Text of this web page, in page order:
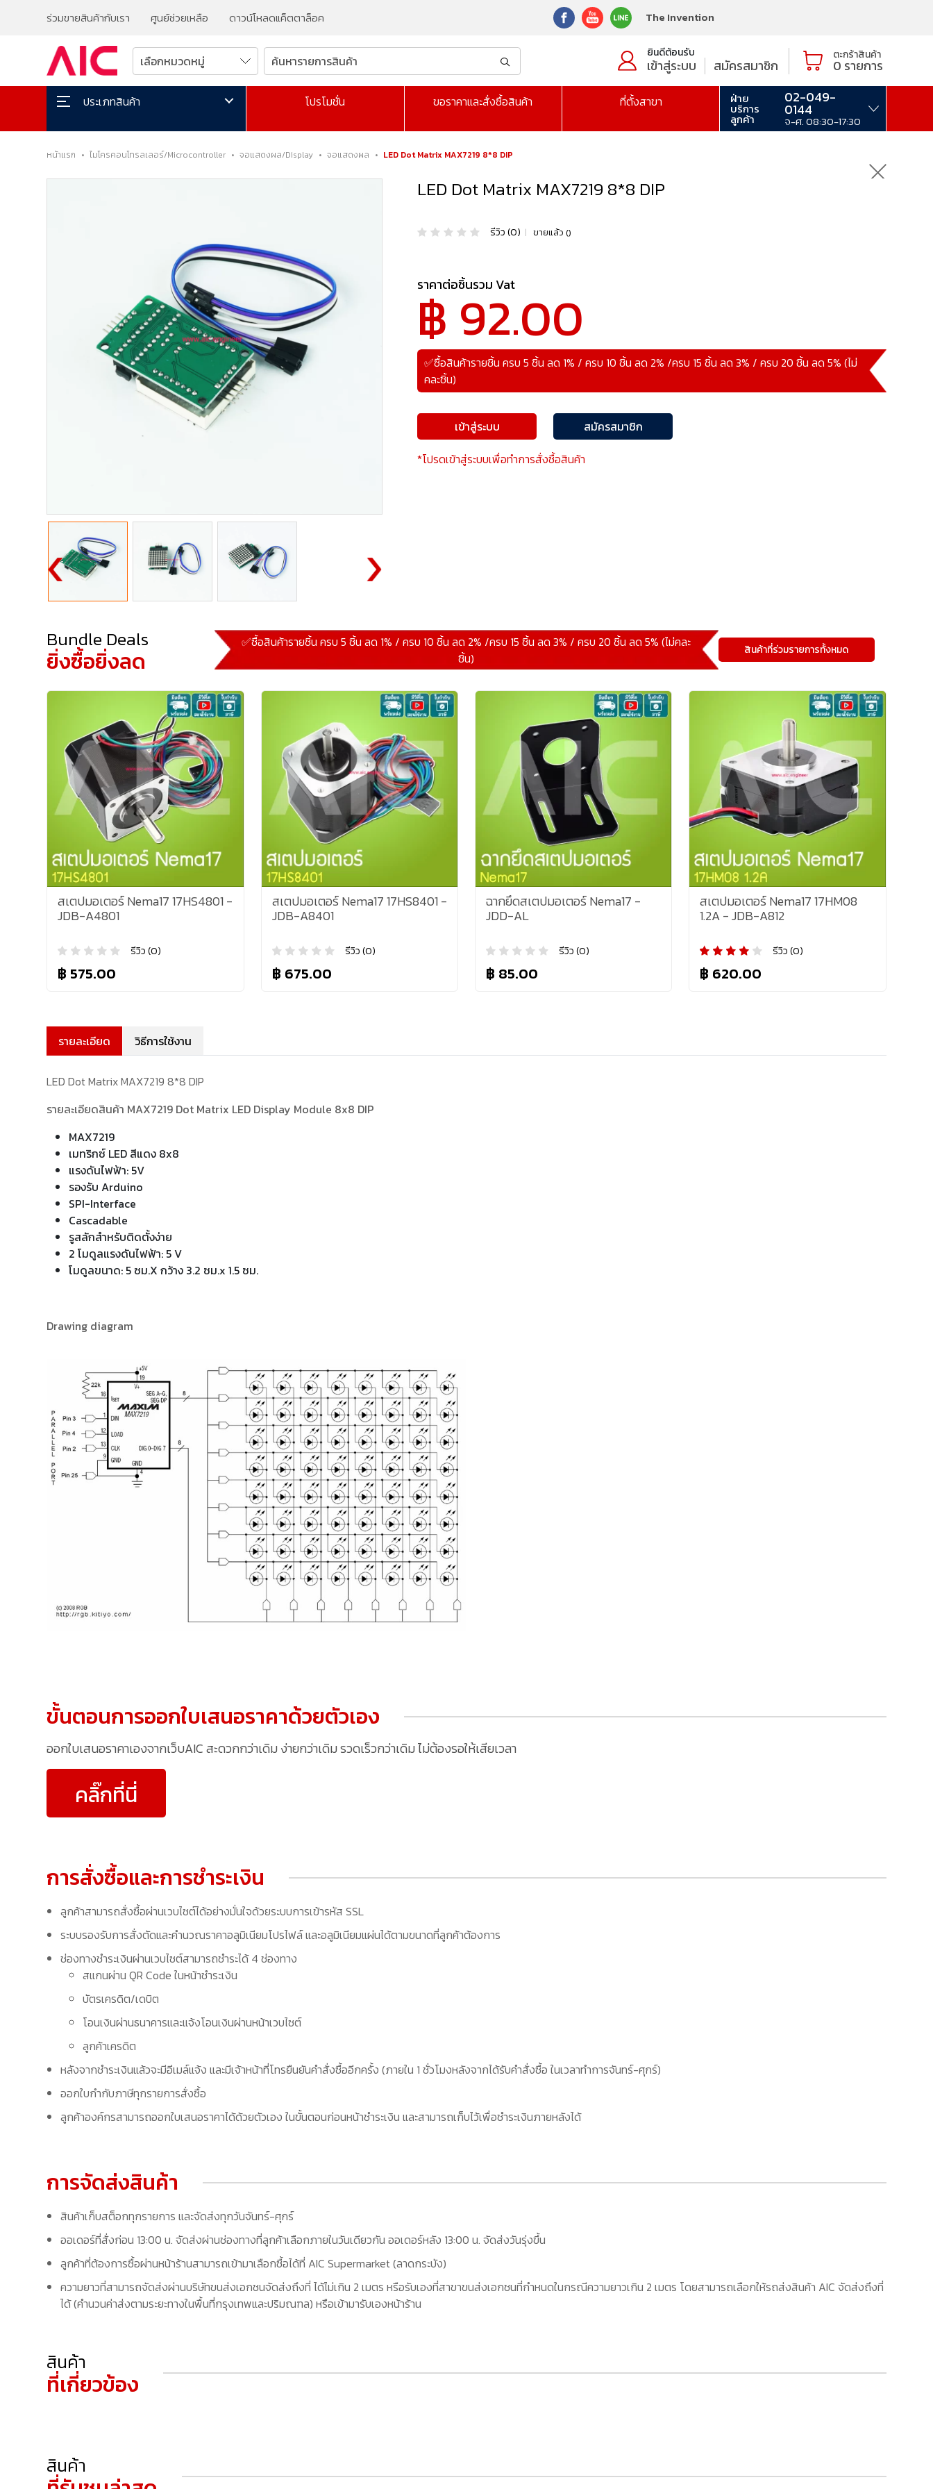
ร่วมขายสินค้ากับเรา ศูนย์ช่วยเหลือ ดาวน์โหลดแค็ตตาล็อค The Invention
ยินดีต้อนรับ
เข้าสู่ระบบ สมัครสมาชิก
ตะกร้าสินค้า
0 รายการ
ประเภทสินค้า โปรโมชั่น ขอราคาและสั่งซื้อสินค้า ที่ตั้งสาขา ฝ่าย
บริการ
ลูกค้า
02-049-
0144
จ-ศ. 08:30-17:30
หน้าแรก • ไมโครคอนโทรลเลอร์/Microcontroller • จอแสดงผล/Display • จอแสดงผล • LED Dot Matrix MAX7219 8*8 DIP
LED Dot Matrix MAX7219 8*8 DIP
รีวิว (0) | ขายแล้ว ()
ราคาต่อชิ้นรวม Vat
฿ 92.00
✅ซื้อสินค้ารายชิ้น ครบ 5 ชิ้น ลด 1% / ครบ 10 ชิ้น ลด 2% /ครบ 15 ชิ้น ลด 3% / ครบ 20 ชิ้น ลด 5% (ไม่
คละชิ้น)
เข้าสู่ระบบ
สมัครสมาชิก
*โปรดเข้าสู่ระบบเพื่อทำการสั่งซื้อสินค้า
Bundle Deals
ยิ่งซื้อยิ่งลด
✅ซื้อสินค้ารายชิ้น ครบ 5 ชิ้น ลด 1% / ครบ 10 ชิ้น ลด 2% /ครบ 15 ชิ้น ลด 3% / ครบ 20 ชิ้น ลด 5% (ไม่คละ
ชิ้น)
สินค้าที่ร่วมรายการทั้งหมด
สเตปมอเตอร์ Nema17 17HS4801 -
JDB-A4801
รีวิว (0)
฿ 575.00
สเตปมอเตอร์ Nema17 17HS8401 -
JDB-A8401
รีวิว (0)
฿ 675.00
ฉากยึดสเตปมอเตอร์ Nema17 -
JDD-AL
รีวิว (0)
฿ 85.00
สเตปมอเตอร์ Nema17 17HM08
1.2A - JDB-A812
รีวิว (0)
฿ 620.00
รายละเอียด วิธีการใช้งาน
LED Dot Matrix MAX7219 8*8 DIP
รายละเอียดสินค้า MAX7219 Dot Matrix LED Display Module 8x8 DIP
MAX7219
เมทริกซ์ LED สีแดง 8x8
แรงดันไฟฟ้า: 5V
รองรับ Arduino
SPI-Interface
Cascadable
รูสลักสำหรับติดตั้งง่าย
2 โมดูลแรงดันไฟฟ้า: 5 V
โมดูลขนาด: 5 ซม.X กว้าง 3.2 ซม.x 1.5 ซม.
Drawing diagram
ขั้นตอนการออกใบเสนอราคาด้วยตัวเอง
ออกใบเสนอราคาเองจากเว็บAIC สะดวกกว่าเดิม ง่ายกว่าเดิม รวดเร็วกว่าเดิม ไม่ต้องรอให้เสียเวลา
คลิ๊กที่นี่
การสั่งซื้อและการชำระเงิน
ลูกค้าสามารถสั่งซื้อผ่านเวบไซต์ได้อย่างมั่นใจด้วยระบบการเข้ารหัส SSL
ระบบรองรับการสั่งตัดและคำนวณราคาอลูมิเนียมโปรไฟล์ และอลูมิเนียมแผ่นได้ตามขนาดที่ลูกค้าต้องการ
ช่องทางชำระเงินผ่านเวบไซต์สามารถชำระได้ 4 ช่องทาง
สแกนผ่าน QR Code ในหน้าชำระเงิน
บัตรเครดิต/เดบิต
โอนเงินผ่านธนาคารและแจ้งโอนเงินผ่านหน้าเวบไซต์
ลูกค้าเครดิต
หลังจากชำระเงินแล้วจะมีอีเมล์แจ้ง และมีเจ้าหน้าที่โทรยืนยันคำสั่งซื้ออีกครั้ง (ภายใน 1 ชั่วโมงหลังจากได้รับคำสั่งซื้อ ในเวลาทำการจันทร์-ศุกร์)
ออกใบกำกับภาษีทุกรายการสั่งซื้อ
ลูกค้าองค์กรสามารถออกใบเสนอราคาได้ด้วยตัวเอง ในขั้นตอนก่อนหน้าชำระเงิน และสามารถเก็บไว้เพื่อชำระเงินภายหลังได้
การจัดส่งสินค้า
สินค้าเก็บสต็อกทุกรายการ และจัดส่งทุกวันจันทร์-ศุกร์
ออเดอร์ที่สั่งก่อน 13:00 น. จัดส่งผ่านช่องทางที่ลูกค้าเลือกภายในวันเดียวกัน ออเดอร์หลัง 13:00 น. จัดส่งวันรุ่งขึ้น
ลูกค้าที่ต้องการซื้อผ่านหน้าร้านสามารถเข้ามาเลือกซื้อได้ที่ AIC Supermarket (ลาดกระบัง)
ความยาวที่สามารถจัดส่งผ่านบริษัทขนส่งเอกชนจัดส่งถึงที่ ได้ไม่เกิน 2 เมตร หรือรับเองที่สาขาขนส่งเอกชนที่กำหนดในกรณีความยาวเกิน 2 เมตร โดยสามารถเลือกให้รถส่งสินค้า AIC จัดส่งถึงที่
ได้ (คำนวนค่าส่งตามระยะทางในพื้นที่กรุงเทพและปริมณฑล) หรือเข้ามารับเองหน้าร้าน
สินค้า
ที่เกี่ยวข้อง
สินค้า